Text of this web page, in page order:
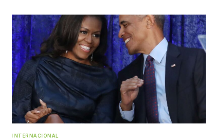
INTERNACIONAL